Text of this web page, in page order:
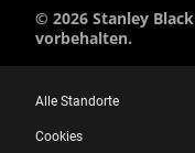
© 2026 Stanley
vorbehalten.
Alle Standorte
Cookies